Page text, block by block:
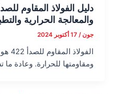
والمعالجة الحرارية
جون/17 أكتوبر 2024
ومقاومتها للحرارة. وعادة